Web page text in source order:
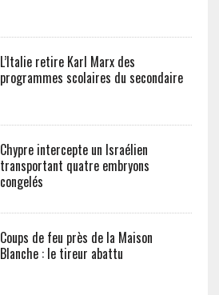
L’Italie retire Karl Marx des
programmes scolaires du secondaire
Chypre intercepte un Israélien
transportant quatre embryons
congelés
Coups de feu près de la Maison
Blanche : le tireur abattu